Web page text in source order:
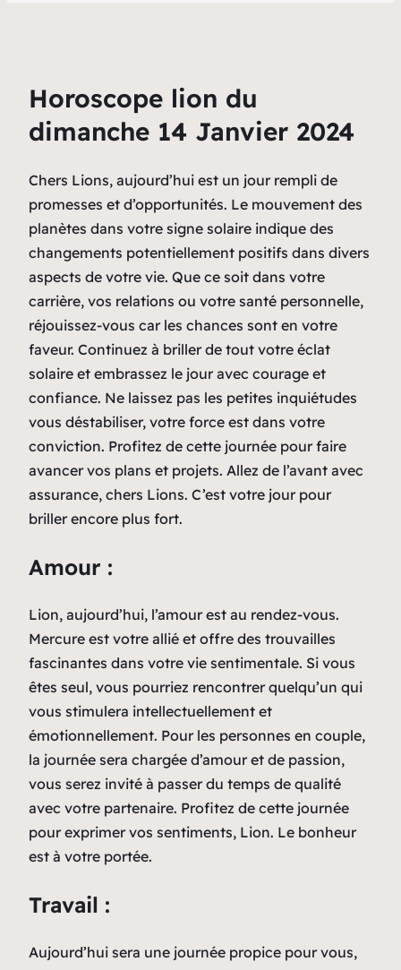
Horoscope lion du
dimanche 14 Janvier 2024
Chers Lions, aujourd’hui est un jour rempli de
promesses et d’opportunités. Le mouvement des
planètes dans votre signe solaire indique des
changements potentiellement positifs dans divers
aspects de votre vie. Que ce soit dans votre
carrière, vos relations ou votre santé personnelle,
réjouissez-vous car les chances sont en votre
faveur. Continuez à briller de tout votre éclat
solaire et embrassez le jour avec courage et
confiance. Ne laissez pas les petites inquiétudes
vous déstabiliser, votre force est dans votre
conviction. Profitez de cette journée pour faire
avancer vos plans et projets. Allez de l’avant avec
assurance, chers Lions. C’est votre jour pour
briller encore plus fort.
Amour :
Lion, aujourd’hui, l’amour est au rendez-vous.
Mercure est votre allié et offre des trouvailles
fascinantes dans votre vie sentimentale. Si vous
êtes seul, vous pourriez rencontrer quelqu’un qui
vous stimulera intellectuellement et
émotionnellement. Pour les personnes en couple,
la journée sera chargée d’amour et de passion,
vous serez invité à passer du temps de qualité
avec votre partenaire. Profitez de cette journée
pour exprimer vos sentiments, Lion. Le bonheur
est à votre portée.
Travail :
Aujourd’hui sera une journée propice pour vous,